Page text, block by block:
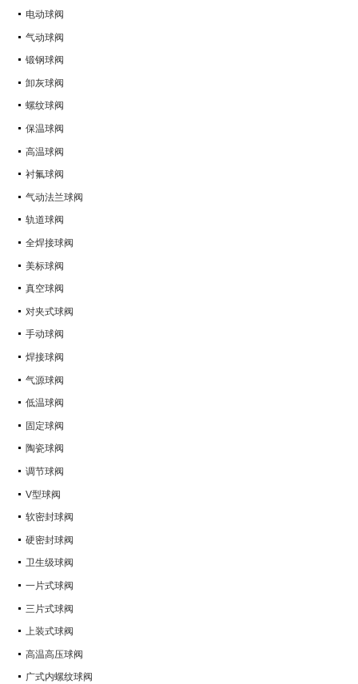
电动球阀
气动球阀
锻钢球阀
卸灰球阀
螺纹球阀
保温球阀
高温球阀
衬氟球阀
气动法兰球阀
轨道球阀
全焊接球阀
美标球阀
真空球阀
对夹式球阀
手动球阀
焊接球阀
气源球阀
低温球阀
固定球阀
陶瓷球阀
调节球阀
V型球阀
软密封球阀
硬密封球阀
卫生级球阀
一片式球阀
三片式球阀
上装式球阀
高温高压球阀
广式内螺纹球阀